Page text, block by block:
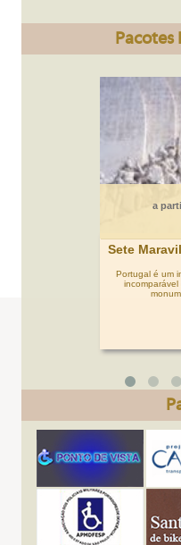
Pacotes
a
Sete
Portugal é um